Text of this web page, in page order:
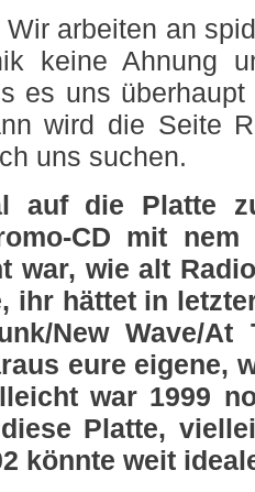
arbeiten an
keine Ahnung
es uns
wird die Seite
uns suchen.
auf die Platte
CD mit
war, wie alt
ihr hättet in
New Wave/At
eure eigene,
war 1999
Platte,
könnte weit